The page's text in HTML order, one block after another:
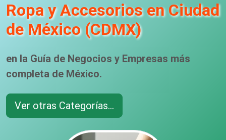
Ropa y Accesorios en Ciudad
de México (CDMX)
en la Guía de Negocios y Empresas más
completa de México.
Ver otras Categorías...